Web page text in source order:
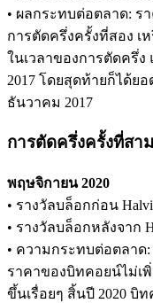
การล็อค BTR
การลงทุนพิเศษส
เงินกู้
• ผลกระทบต่อตลาด: ร
การตัดครึ่งครั้งที่สอง เ
ในเวลาของการตัดครึ่
2017 โดยสุดท้ายก็ได้ย
ธันวาคม 2017
การตัดครึ่งครั้งที่สาม
พฤษจิกายน 2020
• รางวัลบล็อกก่อน
• รางวัลบล็อกหลังจาก
• ความกระทบต่อตลา
ราคาของบิทคอยน์ไม่เ
ขึ้นเรื่อยๆ สิ้นปี 2020 บิ